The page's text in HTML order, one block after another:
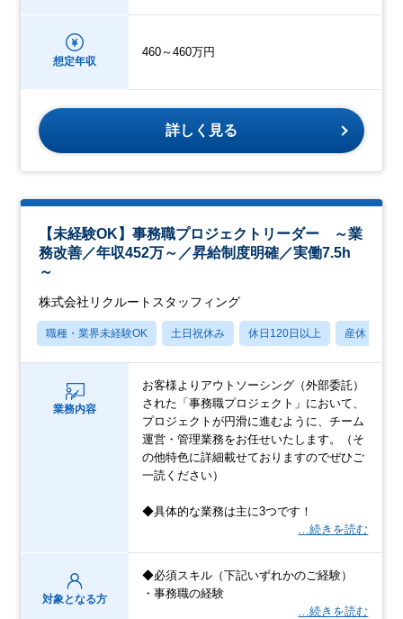
想定年収
460～460万円
詳しく見る
【未経験OK】事務職プロジェクトリーダー ～業
務改善／年収452万～／昇給制度明確／実働7.5h
～
株式会社リクルートスタッフィング
職種・業界未経験OK 土日祝休み 休日120日以上 産休・育休
業務内容
お客様よりアウトソーシング（外部委託）
された「事務職プロジェクト」において、
プロジェクトが円滑に進むように、チーム
運営・管理業務をお任せいたします。（そ
の他特色に詳細載せておりますのでぜひご
一読ください）
◆具体的な業務は主に3つです！
…続きを読む
対象となる方
◆必須スキル（下記いずれかのご経験）
・事務職の経験
…続きを読む